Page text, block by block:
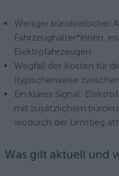
Weniger bürokratischer
Fahrzeughalter*innen,
Elektrofahrzeugen.
Wegfall der Kosten für
(typischerweise
Ein klares Signal:
mit zusätzlichem
wodurch der Umstieg
Was gilt aktuell und